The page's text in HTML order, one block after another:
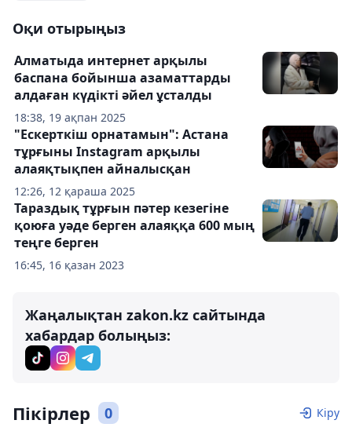
Оқи отырыңыз
18:38, 19 ақпан 2025
Алматыда интернет арқылы
баспана бойынша азаматтарды
алдаған күдікті әйел ұсталды
12:26, 12 қараша 2025
"Ескерткіш орнатамын": Астана
тұрғыны Instagram арқылы
алаяқтықпен айналысқан
16:45, 16 қазан 2023
Тараздық тұрғын пәтер кезегіне
қоюға уәде берген алаяққа 600 мың
теңге берген
Жаңалықтан zakon.kz сайтында
хабардар болыңыз:
Пікірлер 0 Кіру